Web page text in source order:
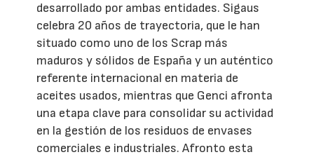
desarrollado por ambas entidades. Sigaus
celebra 20 años de trayectoria, que le han
situado como uno de los Scrap más
maduros y sólidos de España y un auténtico
referente internacional en materia de
aceites usados, mientras que Genci afronta
una etapa clave para consolidar su actividad
en la gestión de los residuos de envases
comerciales e industriales. Afronto esta